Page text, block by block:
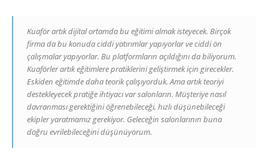
Kuaför artık dijital ortamda bu eğitimi almak isteyecek. Birçok
firma da bu konuda ciddi yatırımlar yapıyorlar ve ciddi ön
çalışmalar yapıyorlar. Bu platformların açıldığını da biliyorum.
Kuaförler artık eğitimlere pratiklerini geliştirmek için girecekler.
Eskiden eğitimde daha teorik çalışıyorduk. Ama artık teoriyi
destekleyecek pratiğe ihtiyacı var salonların. Müşteriye nasıl
davranması gerektiğini öğrenebileceği, hızlı düşünebileceği
ekipler yaratmamız gerekiyor. Geleceğin salonlarının buna
doğru evrilebileceğini düşünüyorum.